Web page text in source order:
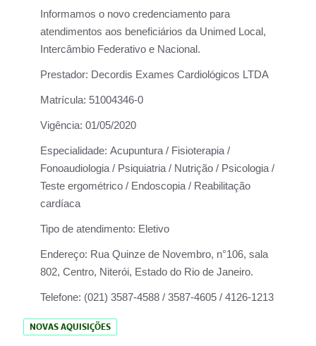
Informamos o novo credenciamento para
atendimentos aos beneficiários da Unimed Local,
Intercâmbio Federativo e Nacional.
Prestador: Decordis Exames Cardiológicos LTDA
Matrícula: 51004346-0
Vigência: 01/05/2020
Especialidade: Acupuntura / Fisioterapia /
Fonoaudiologia / Psiquiatria / Nutrição / Psicologia /
Teste ergométrico / Endoscopia / Reabilitação
cardíaca
Tipo de atendimento: Eletivo
Endereço: Rua Quinze de Novembro, n°106, sala
802, Centro, Niterói, Estado do Rio de Janeiro.
Telefone: (021) 3587-4588 / 3587-4605 / 4126-1213
NOVAS AQUISIÇÕES